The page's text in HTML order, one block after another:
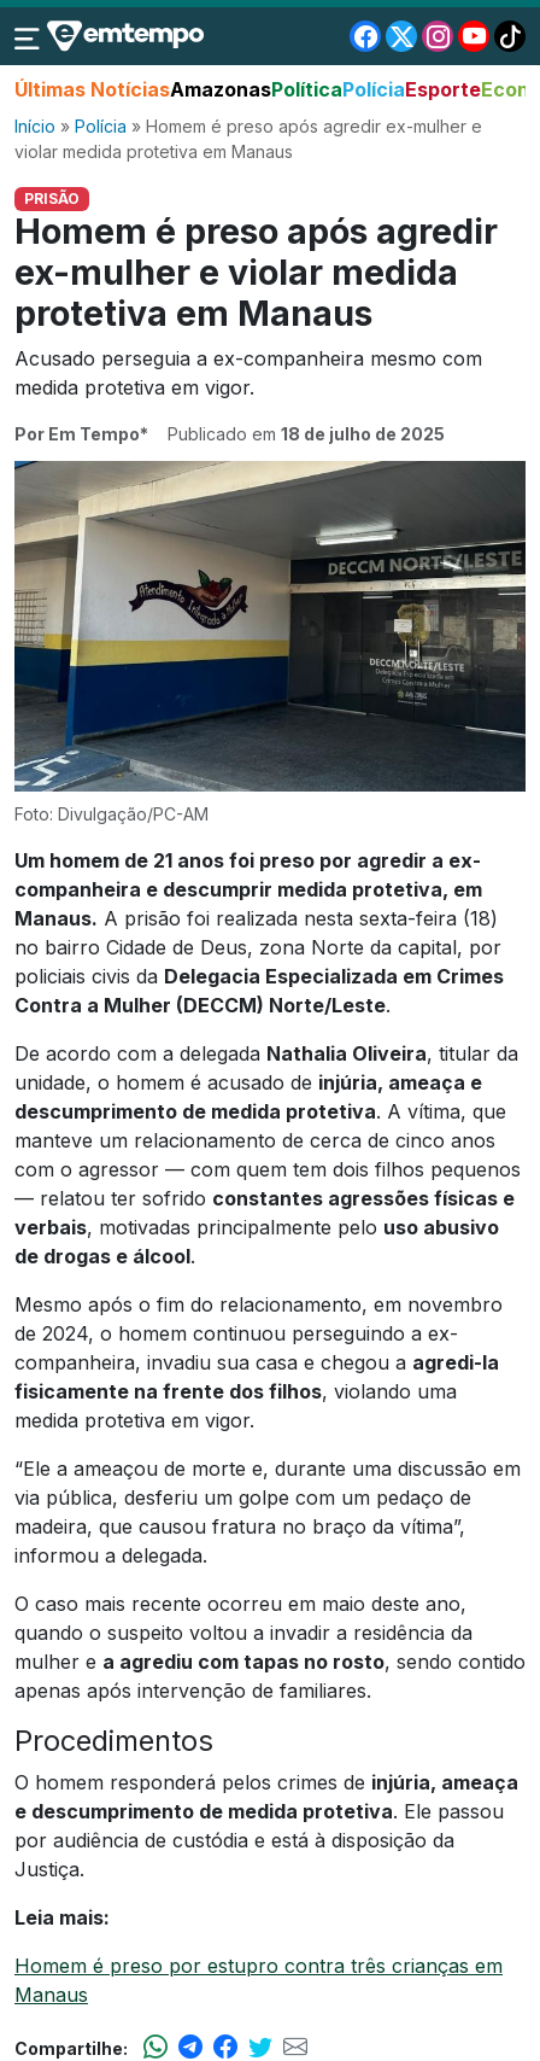
Últimas NotíciasAmazonasPolíticaPolíciaEsporte
Início » Polícia » Homem é preso após agredir ex-mulher e
violar medida protetiva em Manaus
PRISÃO
Homem é preso após agredir
ex-mulher e violar medida
protetiva em Manaus
Acusado perseguia a ex-companheira mesmo com
medida protetiva em vigor.
Por Em Tempo* Publicado em 18 de julho de 2025
Foto: Divulgação/PC-AM
Um homem de 21 anos foi preso por agredir a ex-
companheira e descumprir medida protetiva, em
Manaus. A prisão foi realizada nesta sexta-feira (18)
no bairro Cidade de Deus, zona Norte da capital, por
policiais civis da Delegacia Especializada em Crimes
Contra a Mulher (DECCM) Norte/Leste.
De acordo com a delegada Nathalia Oliveira, titular da
unidade, o homem é acusado de injúria, ameaça e
descumprimento de medida protetiva. A vítima, que
manteve um relacionamento de cerca de cinco anos
com o agressor — com quem tem dois filhos pequenos
— relatou ter sofrido constantes agressões físicas e
verbais, motivadas principalmente pelo uso abusivo
de drogas e álcool.
Mesmo após o fim do relacionamento, em novembro
de 2024, o homem continuou perseguindo a ex-
companheira, invadiu sua casa e chegou a agredi-la
fisicamente na frente dos filhos, violando uma
medida protetiva em vigor.
“Ele a ameaçou de morte e, durante uma discussão em
via pública, desferiu um golpe com um pedaço de
madeira, que causou fratura no braço da vítima”,
informou a delegada.
O caso mais recente ocorreu em maio deste ano,
quando o suspeito voltou a invadir a residência da
mulher e a agrediu com tapas no rosto, sendo contido
apenas após intervenção de familiares.
Procedimentos
O homem responderá pelos crimes de injúria, ameaça
e descumprimento de medida protetiva. Ele passou
por audiência de custódia e está à disposição da
Justiça.
Leia mais:
Homem é preso por estupro contra três crianças em
Manaus
Compartilhe: